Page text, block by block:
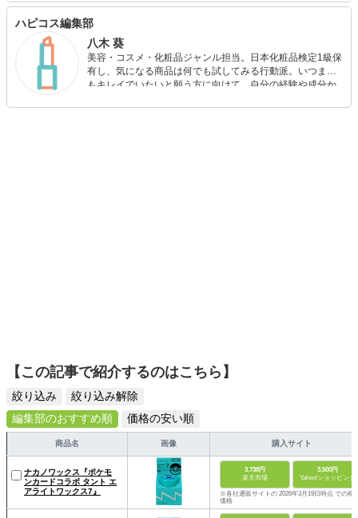
ジが好きなので美容師時代は趣味のカメラでモデルを使っ
た撮影や、コンテストでの入賞経験あり。海外生活を経て
ます。 忙しくても手抜きでもおしゃれを楽しみたい、そん
な女性を応援します！ ◆美容師免許◆ヘアケアマイスター
ハピコス編集部
八木 葵
美容・コスメ・化粧品ジャンル担当。日本化粧品検定1級保
有し、気になる商品は何でも試してみる行動派。いつまで
もキレイでいたいと願う方に向けて、自分の経験や成分か
【この記事で紹介するのはこちら】
絞り込み
絞り込み解除
編集部のおすすめ順
価格の安い順
商品名 画像 購入サイト
ナカノワックス『ポケモ
ンカードコラボ タント エ
アライトワックス7』
3,738円
楽天市場
3,500円
Yahoo!ショッピング
※各社通販サイトの 2026年3月19日時点 での税
価格